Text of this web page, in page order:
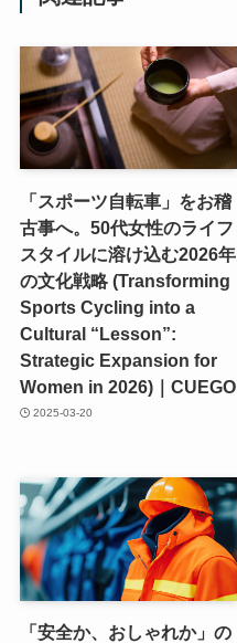
「スポーツ自転車」をお稽
古事へ。50代女性のライフ
スタイルに溶け込む2026年
の文化戦略 (Transforming
Sports Cycling into a
Cultural “Lesson”:
Strategic Expansion for
Women in 2026)｜CUEGO
2025-03-20
「安全か、おしゃれか」の